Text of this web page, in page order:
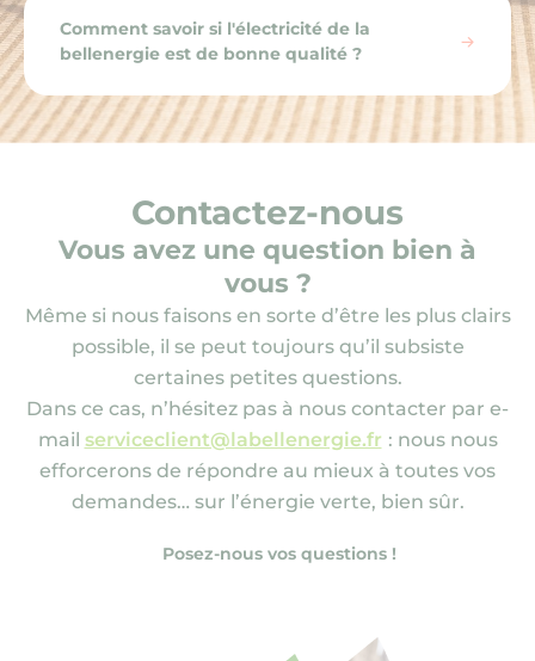
Comment savoir si l'électricité de la
bellenergie est de bonne qualité ?
Contactez-nous
Vous avez une question bien à
vous ?
Même si nous faisons en sorte d’être les plus clairs
possible, il se peut toujours qu’il subsiste
certaines petites questions.
Dans ce cas, n’hésitez pas à nous contacter par e-
mail serviceclient@labellenergie.fr : nous nous
efforcerons de répondre au mieux à toutes vos
demandes… sur l’énergie verte, bien sûr.
Posez-nous vos questions !